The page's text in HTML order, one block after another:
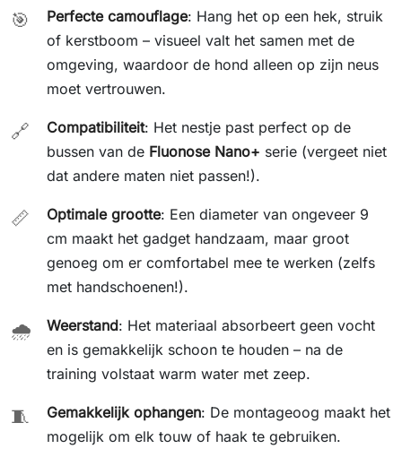
🎯 Perfecte camouflage: Hang het op een hek, struik
of kerstboom – visueel valt het samen met de
omgeving, waardoor de hond alleen op zijn neus
moet vertrouwen.
🔗 Compatibiliteit: Het nestje past perfect op de
bussen van de Fluonose Nano+ serie (vergeet niet
dat andere maten niet passen!).
📏 Optimale grootte: Een diameter van ongeveer 9
cm maakt het gadget handzaam, maar groot
genoeg om er comfortabel mee te werken (zelfs
met handschoenen!).
🌧️ Weerstand: Het materiaal absorbeert geen vocht
en is gemakkelijk schoon te houden – na de
training volstaat warm water met zeep.
🧵 Gemakkelijk ophangen: De montageoog maakt het
mogelijk om elk touw of haak te gebruiken.